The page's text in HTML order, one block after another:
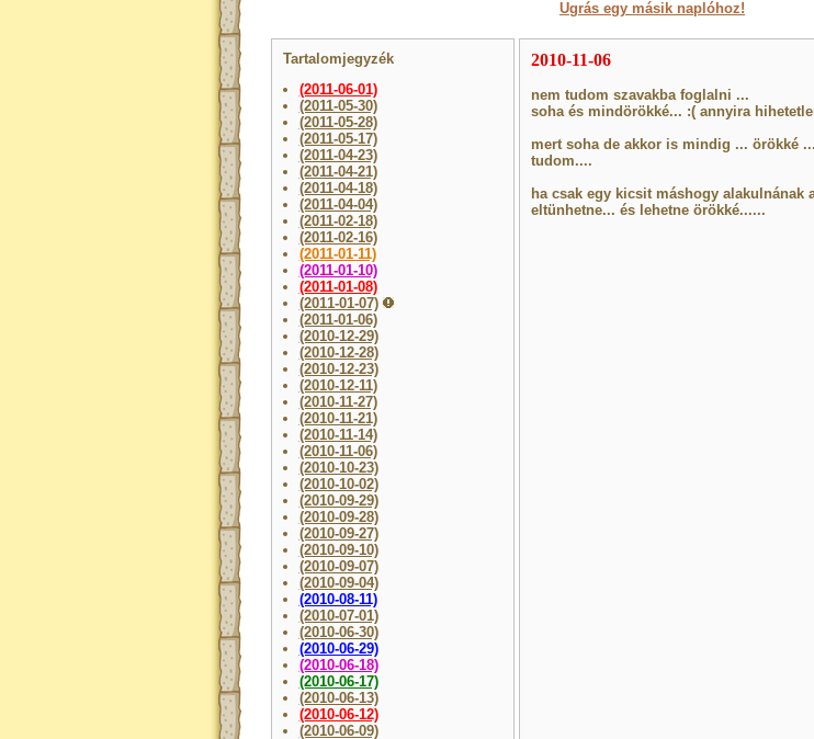
Ugrás egy másik naplóhoz!
Tartalomjegyzék
(2011-06-01)
(2011-05-30)
(2011-05-28)
(2011-05-17)
(2011-04-23)
(2011-04-21)
(2011-04-18)
(2011-04-04)
(2011-02-18)
(2011-02-16)
(2011-01-11)
(2011-01-10)
(2011-01-08)
(2011-01-07)
(2011-01-06)
(2010-12-29)
(2010-12-28)
(2010-12-23)
(2010-12-11)
(2010-11-27)
(2010-11-21)
(2010-11-14)
(2010-11-06)
(2010-10-23)
(2010-10-02)
(2010-09-29)
(2010-09-28)
(2010-09-27)
(2010-09-10)
(2010-09-07)
(2010-09-04)
(2010-08-11)
(2010-07-01)
(2010-06-30)
(2010-06-29)
(2010-06-18)
(2010-06-17)
(2010-06-13)
(2010-06-12)
(2010-06-09)
2010-11-06
nem tudom szavakba foglalni ...
soha és mindörökké... :( annyira
mert soha de akkor is mindig ... örökké
tudom....
ha csak egy kicsit máshogy alakulnának
eltünhetne... és lehetne örökké......